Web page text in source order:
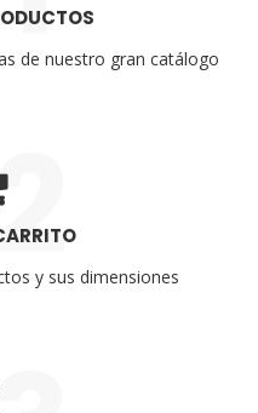
de nuestro gran catálogo
y sus dimensiones